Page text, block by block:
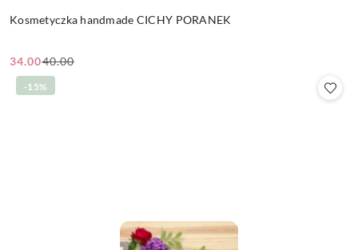
Kosmetyczka handmade CICHY PORANEK
Cena
promocyjna:
34.00
Cena
przed
40.00
-15%